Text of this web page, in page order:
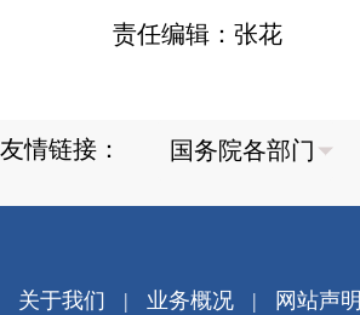
责任编辑：张花
友情链接：
关于我们 | 业务概况| 网站声明